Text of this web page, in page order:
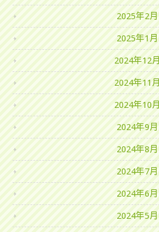
2025年2月
2025年1月
2024年12月
2024年11月
2024年10月
2024年9月
2024年8月
2024年7月
2024年6月
2024年5月